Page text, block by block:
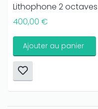
Lithophone 2 octaves
400,00 €
Ajouter au panier